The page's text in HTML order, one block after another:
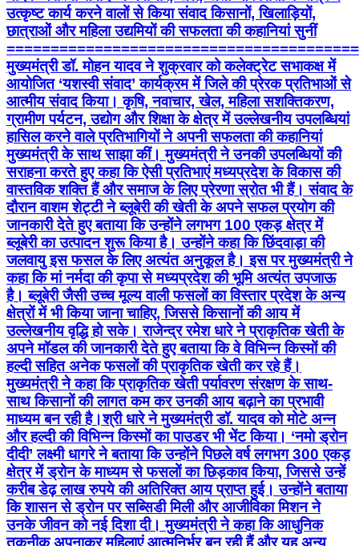
उत्कृष्ट कार्य करने वालों से किया संवाद किसानों, खिलाड़ियों,
छात्राओं और महिला उद्यमियों की सफलता की कहानियां सुनीं
मुख्यमंत्री डॉ. मोहन यादव ने शुक्रवार को कलेक्ट्रेट सभाकक्ष में
आयोजित ‘यशस्वी संवाद’ कार्यक्रम में जिले की प्रेरक प्रतिभाओं से
आत्मीय संवाद किया। कृषि, नवाचार, खेल, महिला सशक्तिकरण,
ग्रामीण पर्यटन, उद्योग और शिक्षा के क्षेत्र में उल्लेखनीय उपलब्धियां
हासिल करने वाले प्रतिभागियों ने अपनी सफलता की कहानियां
मुख्यमंत्री के साथ साझा कीं। मुख्यमंत्री ने उनकी उपलब्धियों की
सराहना करते हुए कहा कि ऐसी प्रतिभाएं मध्यप्रदेश के विकास की
वास्तविक शक्ति हैं और समाज के लिए प्रेरणा स्रोत भी हैं। संवाद के
दौरान वाशम शेट्टी ने ब्लूबेरी की खेती के अपने सफल प्रयोग की
जानकारी देते हुए बताया कि उन्होंने लगभग 100 एकड़ क्षेत्र में
ब्लूबेरी का उत्पादन शुरू किया है। उन्होंने कहा कि छिंदवाड़ा की
जलवायु इस फसल के लिए अत्यंत अनुकूल है। इस पर मुख्यमंत्री ने
कहा कि मां नर्मदा की कृपा से मध्यप्रदेश की भूमि अत्यंत उपजाऊ
है। ब्लूबेरी जैसी उच्च मूल्य वाली फसलों का विस्तार प्रदेश के अन्य
क्षेत्रों में भी किया जाना चाहिए, जिससे किसानों की आय में
उल्लेखनीय वृद्धि हो सके। राजेन्द्र रमेश धारे ने प्राकृतिक खेती के
अपने मॉडल की जानकारी देते हुए बताया कि वे विभिन्न किस्मों की
हल्दी सहित अनेक फसलों की प्राकृतिक खेती कर रहे हैं।
मुख्यमंत्री ने कहा कि प्राकृतिक खेती पर्यावरण संरक्षण के साथ-
साथ किसानों की लागत कम कर उनकी आय बढ़ाने का प्रभावी
माध्यम बन रही है।श्री धारे ने मुख्यमंत्री डॉ. यादव को मोटे अन्न
और हल्दी की विभिन्न किस्मों का पाउडर भी भेंट किया। ‘नमो ड्रोन
दीदी’ लक्ष्मी धागरे ने बताया कि उन्होंने पिछले वर्ष लगभग 300 एकड़
क्षेत्र में ड्रोन के माध्यम से फसलों का छिड़काव किया, जिससे उन्हें
करीब डेढ़ लाख रुपये की अतिरिक्त आय प्राप्त हुई। उन्होंने बताया
कि शासन से ड्रोन पर सब्सिडी मिली और आजीविका मिशन ने
उनके जीवन को नई दिशा दी। मुख्यमंत्री ने कहा कि आधुनिक
तकनीक अपनाकर महिलाएं आत्मनिर्भर बन रही हैं और यह अन्य